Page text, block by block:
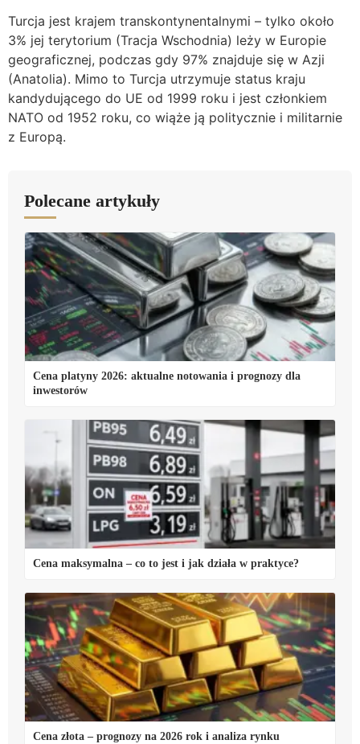
Turcja jest krajem transkontynentalnymi – tylko około
3% jej terytorium (Tracja Wschodnia) leży w Europie
geograficznej, podczas gdy 97% znajduje się w Azji
(Anatolia). Mimo to Turcja utrzymuje status kraju
kandydującego do UE od 1999 roku i jest członkiem
NATO od 1952 roku, co wiąże ją politycznie i militarnie
z Europą.
Polecane artykuły
Cena platyny 2026: aktualne notowania i prognozy dla
inwestorów
Cena maksymalna – co to jest i jak działa w praktyce?
Cena złota – prognozy na 2026 rok i analiza rynku